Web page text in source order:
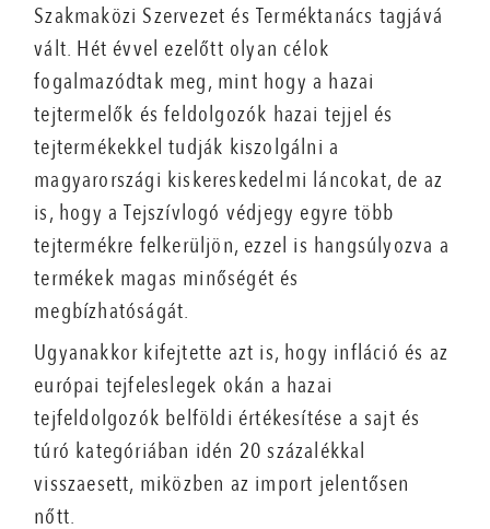
Szakmaközi Szervezet és Terméktanács tagjává
vált. Hét évvel ezelőtt olyan célok
fogalmazódtak meg, mint hogy a hazai
tejtermelők és feldolgozók hazai tejjel és
tejtermékekkel tudják kiszolgálni a
magyarországi kiskereskedelmi láncokat, de az
is, hogy a Tejszívlogó védjegy egyre több
tejtermékre felkerüljön, ezzel is hangsúlyozva a
termékek magas minőségét és
megbízhatóságát.
Ugyanakkor kifejtette azt is, hogy infláció és az
európai tejfeleslegek okán a hazai
tejfeldolgozók belföldi értékesítése a sajt és
túró kategóriában idén 20 százalékkal
visszaesett, miközben az import jelentősen
nőtt.